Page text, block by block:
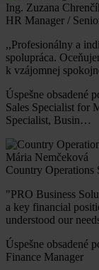
Ing. Zuzana
HR Manager /
,,Profesionálny a
spolupráca.
k vzájomnej
Úspešne obsadené
Sales Specialist for
Specialist, Busin…
Mária Nemčeková
Country
"PRO Business
a key financial
understood our
Úspešne obsadené
Finance Manager